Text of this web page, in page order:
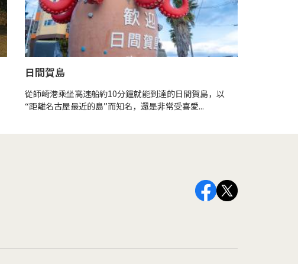
日間賀島
從師崎港乘坐高速船約10分鐘就能到達的日間賀島，以
“距離名古屋最近的島”而知名，還是非常受喜愛...